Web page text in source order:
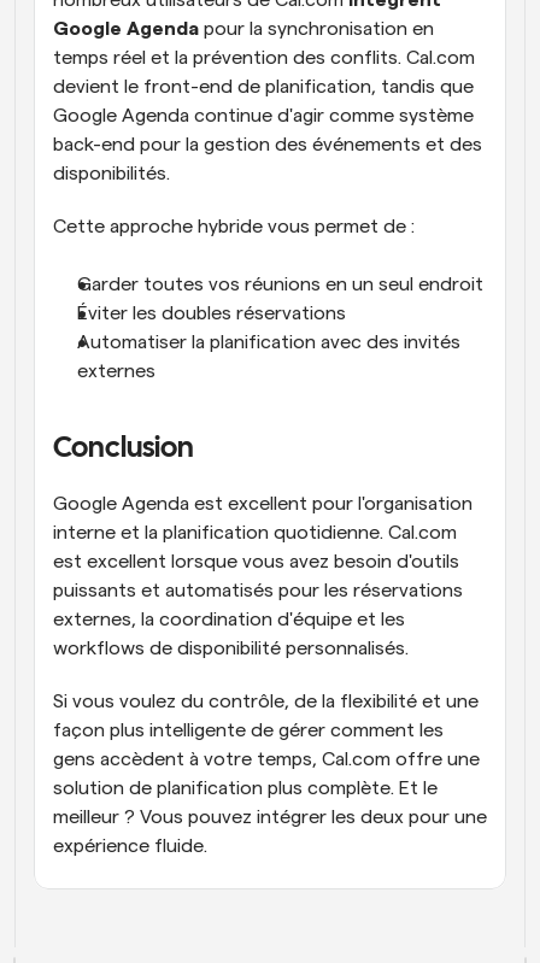
Google Agenda pour la synchronisation en
temps réel et la prévention des conflits. Cal.com
devient le front-end de planification, tandis que
Google Agenda continue d'agir comme système
back-end pour la gestion des événements et des
disponibilités.
Cette approche hybride vous permet de :
Garder toutes vos réunions en un seul endroit
Éviter les doubles réservations
Automatiser la planification avec des invités
externes
Conclusion
Google Agenda est excellent pour l'organisation
interne et la planification quotidienne. Cal.com
est excellent lorsque vous avez besoin d'outils
puissants et automatisés pour les réservations
externes, la coordination d'équipe et les
workflows de disponibilité personnalisés.
Si vous voulez du contrôle, de la flexibilité et une
façon plus intelligente de gérer comment les
gens accèdent à votre temps, Cal.com offre une
solution de planification plus complète. Et le
meilleur ? Vous pouvez intégrer les deux pour une
expérience fluide.